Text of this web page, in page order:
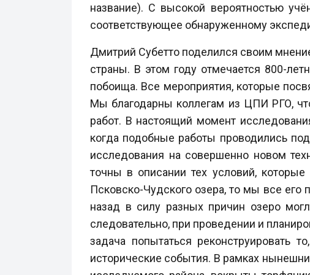
название). С высокой вероятностью
соответствующее обнаруженному
Дмитрий Субетто поделился своим
страны. В этом году отмечается 800-
побоища. Все мероприятия, которые
Мы благодарны коллегам из ЦПИ РГО,
работ. В настоящий момент
когда подобные работы проводились
исследования на совершенно новом
точны в описании тех условий,
Псковско-Чудского озера, то мы все
назад в силу разных причин озеро
следовательно, при проведении и
задача попытаться реконструировать
исторические события. В рамках